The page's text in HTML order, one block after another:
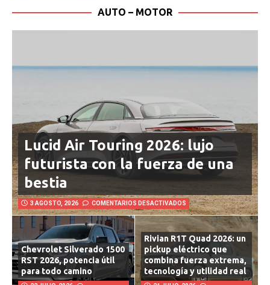
Lucid Air Touring 2026: lujo
futurista con la fuerza de una
bestia
3 AGOSTO, 2026 COMENTARIOS DESACTIVADOS
Chevrolet Silverado 1500
RST 2026, potencia útil
para todo camino
Rivian R1T Quad 2026: un
pickup eléctrico que
combina fuerza extrema,
tecnología y utilidad real